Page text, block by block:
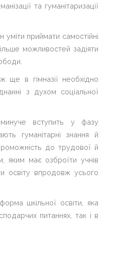
та гуманітаризації
приймати самостійні
можливостей задіяти
ще в гімназії необхідно
з духом соціальної
вступить у фазу
гуманітарні знання й
до трудової й
яким має озброїти учнів
освіту впродовж усього
шкільної освіти, яка
питаннях, так і в